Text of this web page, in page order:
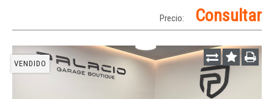
Precio: Consultar
VENDIDO